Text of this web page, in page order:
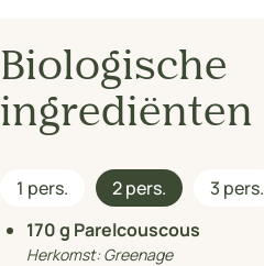
Biologische
ingrediënten
1 pers. 2 pers. 3 pers.
170g Parelcouscous
Herkomst:Greenage